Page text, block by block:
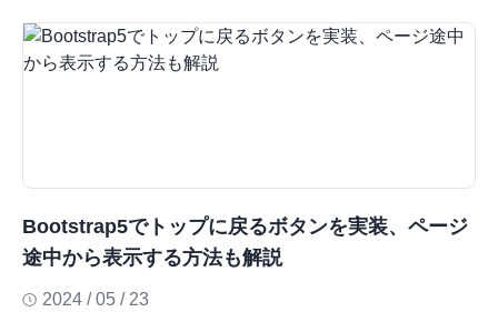
Bootstrap5でトップに戻るボタンを実装、ページ
途中から表示する方法も解説
2024 / 05 / 23